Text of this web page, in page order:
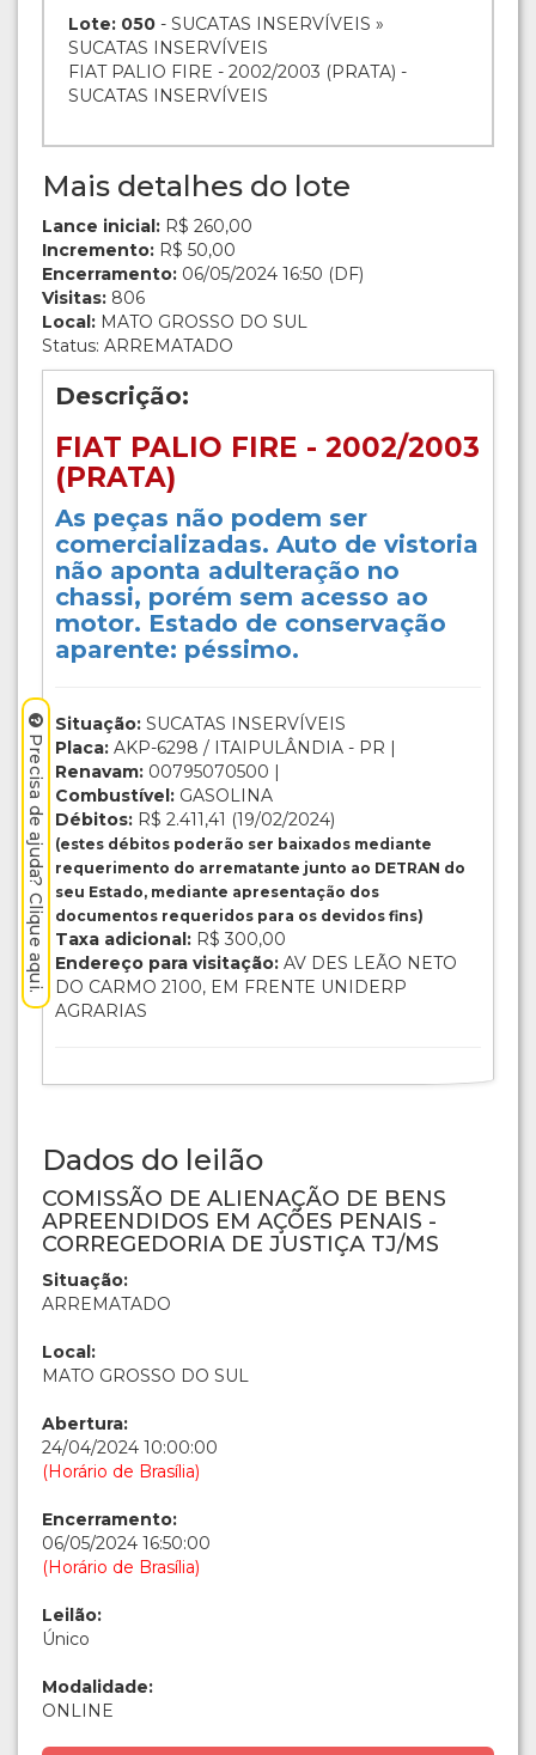
Lote: 050 - SUCATAS INSERVÍVEIS »
SUCATAS INSERVÍVEIS
FIAT PALIO FIRE - 2002/2003 (PRATA) -
SUCATAS INSERVÍVEIS
Mais detalhes do lote
Lance inicial: R$ 260,00
Incremento: R$ 50,00
Encerramento: 06/05/2024 16:50 (DF)
Visitas: 806
Local: MATO GROSSO DO SUL
Status: ARREMATADO
Descrição:
FIAT PALIO FIRE - 2002/2003
(PRATA)
As peças não podem ser
comercializadas. Auto de vistoria
não aponta adulteração no
chassi, porém sem acesso ao
motor. Estado de conservação
aparente: péssimo.
Situação: SUCATAS INSERVÍVEIS
Placa: AKP-6298 / ITAIPULÂNDIA - PR |
Renavam: 00795070500 |
Combustível: GASOLINA
Débitos: R$ 2.411,41 (19/02/2024)
(estes débitos poderão ser baixados mediante
requerimento do arrematante junto ao DETRAN do
seu Estado, mediante apresentação dos
documentos requeridos para os devidos fins)
Taxa adicional: R$ 300,00
Endereço para visitação: AV DES LEÃO NETO
DO CARMO 2100, EM FRENTE UNIDERP
AGRARIAS
Dados do leilão
COMISSÃO DE ALIENAÇÃO DE BENS
APREENDIDOS EM AÇÕES PENAIS -
CORREGEDORIA DE JUSTIÇA TJ/MS
Situação:
ARREMATADO
Local:
MATO GROSSO DO SUL
Abertura:
24/04/2024 10:00:00
(Horário de Brasília)
Encerramento:
06/05/2024 16:50:00
(Horário de Brasília)
Leilão:
Único
Modalidade:
ONLINE
Precisa de ajuda? Clique aqui.